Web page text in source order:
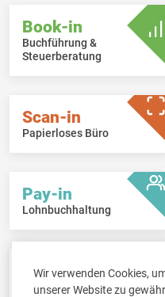
Wir verwenden Cookies,
unserer Website zu
Book-in
Buchführung &
Steuerberatung
Scan-in
Papierloses Büro
Pay-in
Lohnbuchhaltung
Fisc-in
Steuererklärungen